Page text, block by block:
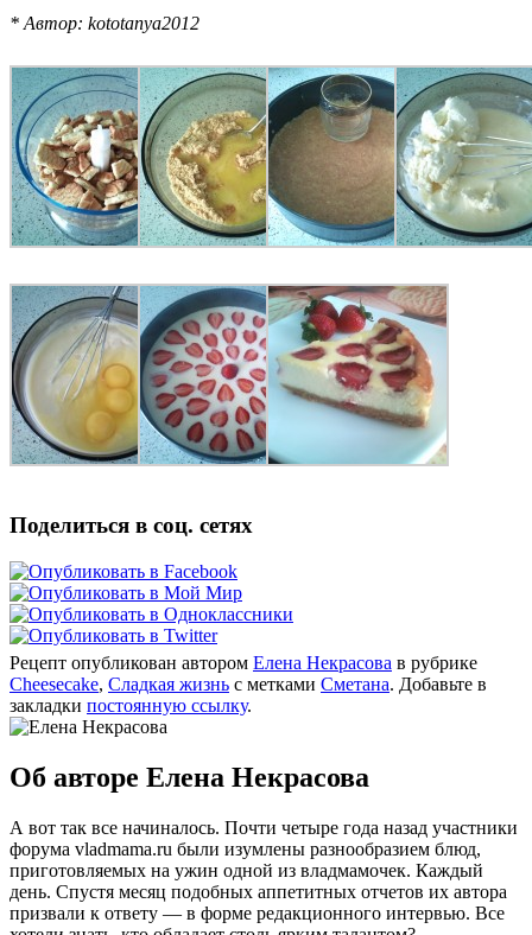
* Автор: kototanya2012
Поделиться в соц. сетях
Рецепт опубликован автором Елена Некрасова в рубрике
Cheesecake, Сладкая жизнь с метками Сметана. Добавьте в
закладки постоянную ссылку.
Об авторе Елена Некрасова
А вот так все начиналось. Почти четыре года назад участники
форума vladmama.ru были изумлены разнообразием блюд,
приготовляемых на ужин одной из владмамочек. Каждый
день. Спустя месяц подобных аппетитных отчетов их автора
призвали к ответу — в форме редакционного интервью. Все